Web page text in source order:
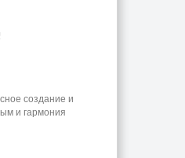
создание и
и гармония